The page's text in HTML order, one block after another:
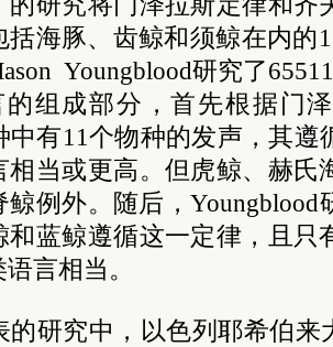
括海豚、齿鲸和须鲸在内的
Youngblood研究了
的组成部分，首先根据门
中有11个物种的发声，其遵
相当或更高。但虎鲸、赫氏
例外。随后，Youngblood
和蓝鲸遵循这一定律，且只
言相当。
的研究中，以色列耶希伯来